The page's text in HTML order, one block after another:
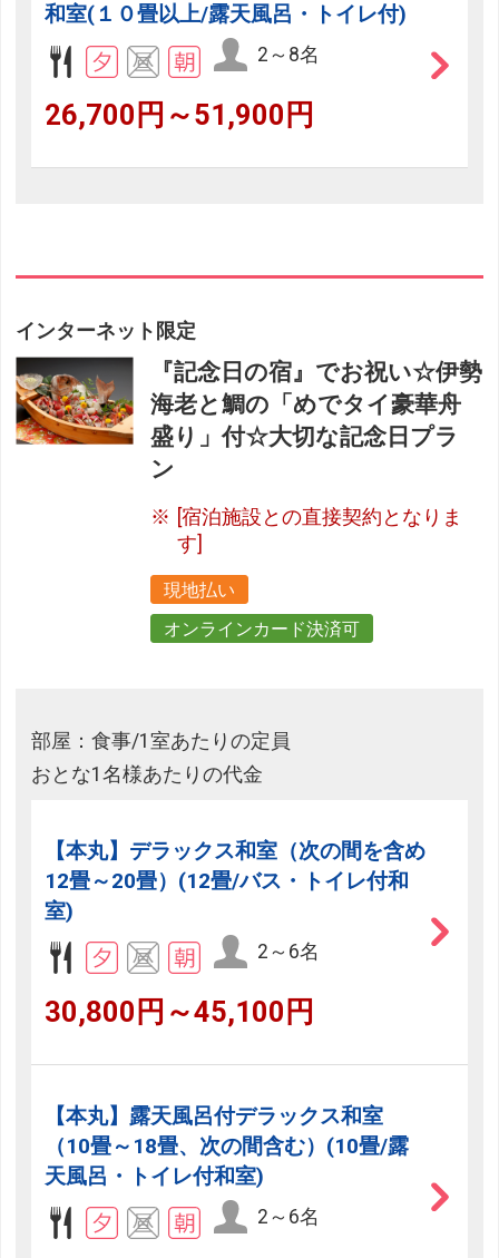
和室(１０畳以上/露天風呂・トイレ付)
2～8名
26,700円～51,900円
インターネット限定
『記念日の宿』でお祝い☆伊勢
海老と鯛の「めでタイ豪華舟
盛り」付☆大切な記念日プラ
ン
[宿泊施設との直接契約となりま
す]
現地払い
オンラインカード決済可
部屋：食事/1室あたりの定員
おとな1名様あたりの代金
【本丸】デラックス和室（次の間を含め
12畳～20畳）(12畳/バス・トイレ付和
室)
2～6名
30,800円～45,100円
【本丸】露天風呂付デラックス和室
（10畳～18畳、次の間含む）(10畳/露
天風呂・トイレ付和室)
2～6名